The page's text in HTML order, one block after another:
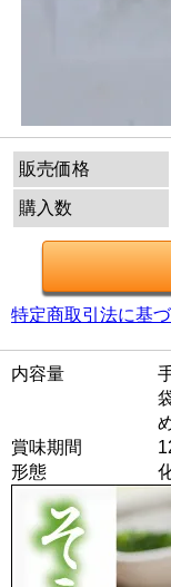
販売価格
購入数
特定商取引法に基
内容量
賞味期間
形態